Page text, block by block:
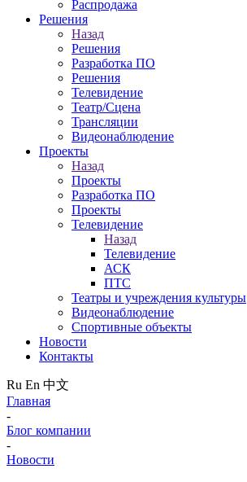
Распродажа
Решения
Назад
Решения
Разработка ПО
Решения
Телевидение
Театр/Сцена
Трансляции
Видеонаблюдение
Проекты
Назад
Проекты
Разработка ПО
Проекты
Телевидение
Назад
Телевидение
АСК
ПТС
Театры и учреждения культуры
Видеонаблюдение
Спортивные объекты
Новости
Контакты
Ru En 中文
Главная
-
Блог компании
-
Новости